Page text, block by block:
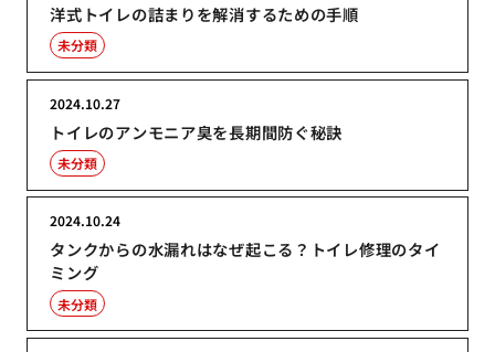
洋式トイレの詰まりを解消するための手順
未分類
トイレのアンモニア臭を長期間防ぐ秘訣
2024.10.27
未分類
タンクからの水漏れはなぜ起こる？トイレ修理のタイ
ミング
2024.10.24
未分類